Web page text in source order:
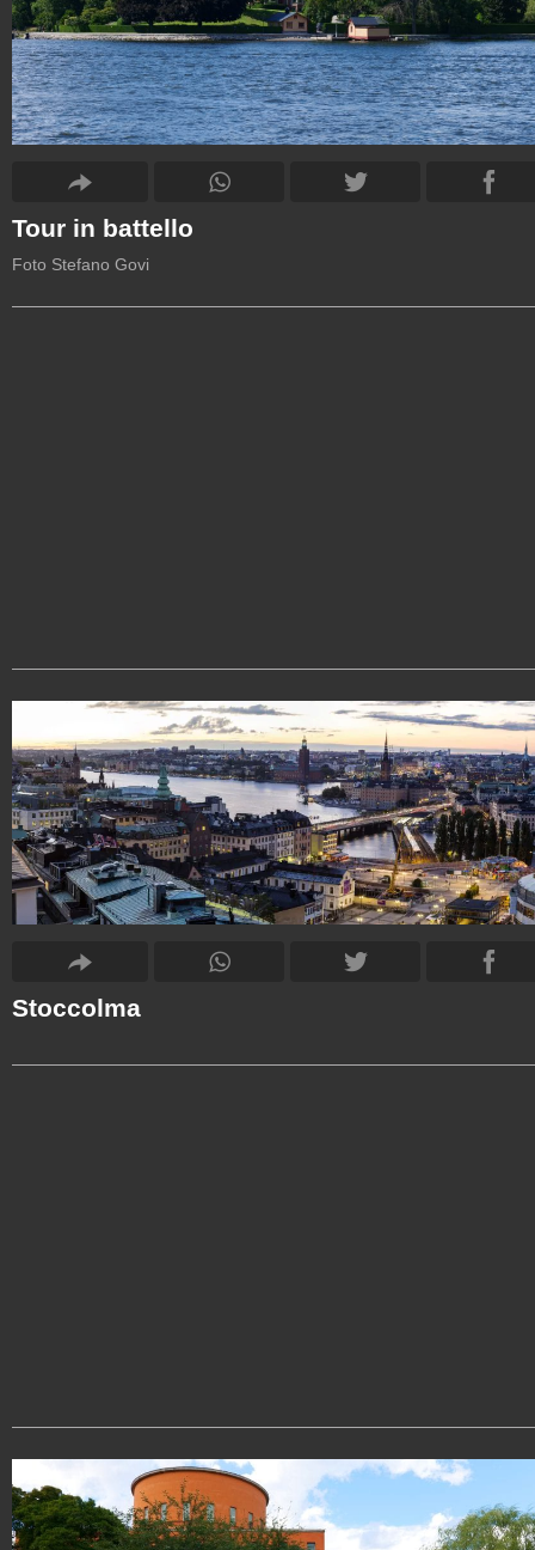
Tour in battello
Foto Stefano Govi
Stoccolma